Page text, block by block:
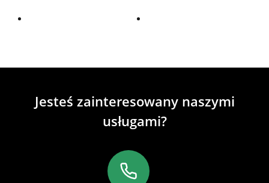
Jesteś zainteresowany naszymi
usługami?